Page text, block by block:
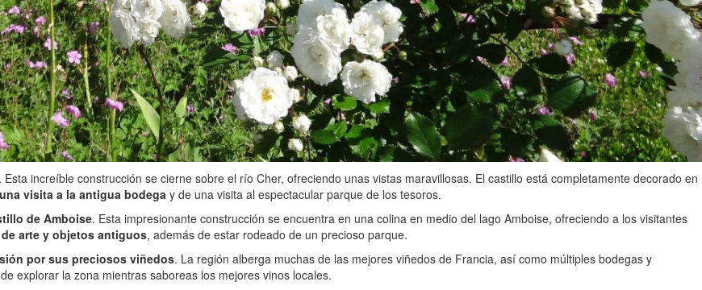
. Esta increíble construcción se cierne sobre el río Cher, ofreciendo unas vistas maravillosas. El castillo está completamente decorado en
visita a la antigua bodega y de una visita al espectacular parque de los tesoros.
de Amboise. Esta impresionante construcción se encuentra en una colina en medio del lago Amboise, ofreciendo a los visitantes
arte y objetos antiguos, además de estar rodeado de un precioso parque.
por sus preciosos viñedos. La región alberga muchas de las mejores viñedos de Francia, así como múltiples bodegas y
explorar la zona mientras saboreas los mejores vinos locales.